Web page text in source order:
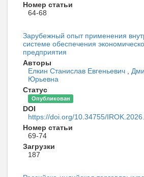
Номер статьи
64-68
Зарубежный опыт применения
системе обеспечения
предприятия
Авторы
Елкин Станислав Евгеньевич
Юрьевна
Статус
Опубликован
DOI
https://doi.org/10.34755/
Номер статьи
69-74
Загрузки
187